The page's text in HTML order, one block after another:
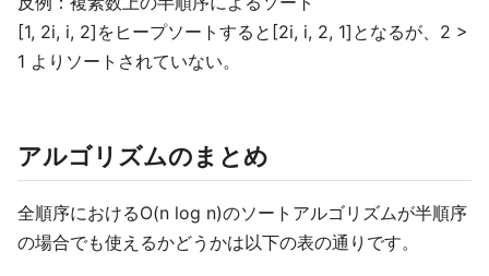
[1, 2i, i, 2]をヒープソートすると[2i, i, 2, 1]となるが、2 >
1 よりソートされていない。
アルゴリズムのまとめ
全順序におけるO(n log n)のソートアルゴリズムが半順序
の場合でも使えるかどうかは以下の表の通りです。